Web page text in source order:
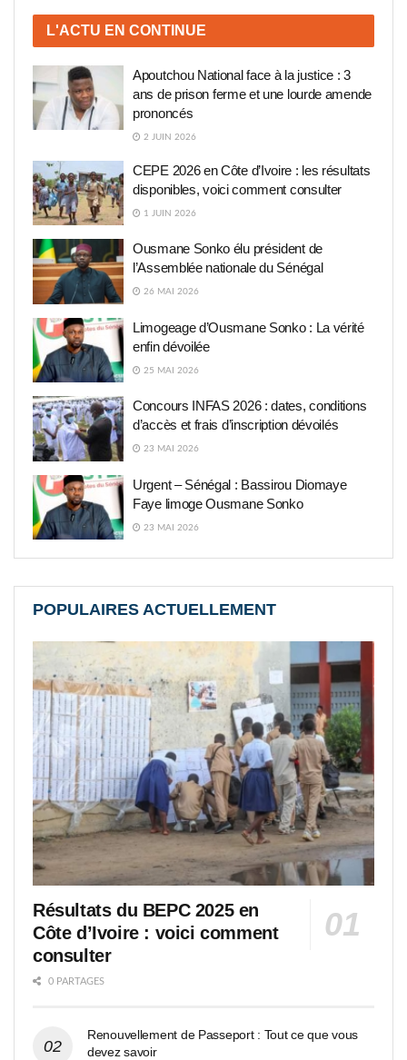
L'ACTU EN CONTINUE
Apoutchou National face à la justice : 3
ans de prison ferme et une lourde amende
prononcés
2 JUIN 2026
CEPE 2026 en Côte d’Ivoire : les résultats
disponibles, voici comment consulter
1 JUIN 2026
Ousmane Sonko élu président de
l’Assemblée nationale du Sénégal
26 MAI 2026
Limogeage d’Ousmane Sonko : La vérité
enfin dévoilée
25 MAI 2026
Concours INFAS 2026 : dates, conditions
d’accès et frais d’inscription dévoilés
23 MAI 2026
Urgent – Sénégal : Bassirou Diomaye
Faye limoge Ousmane Sonko
23 MAI 2026
POPULAIRES ACTUELLEMENT
Résultats du BEPC 2025 en
Côte d’Ivoire : voici comment
consulter
0 PARTAGES
Renouvellement de Passeport : Tout ce que vous
devez savoir